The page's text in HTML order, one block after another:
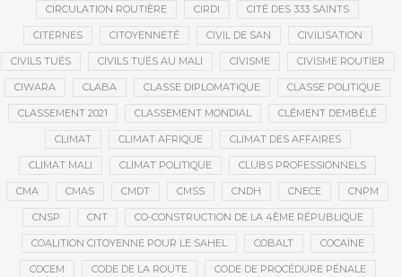
CIRCULATION ROUTIÈRE CIRDI CITÉ DES 333 SAINTS
CITERNES CITOYENNETÉ CIVIL DE SAN CIVILISATION
CIVILS TUÉS CIVILS TUÉS AU MALI CIVISME CIVISME ROUTIER
CIWARA CLABA CLASSE DIPLOMATIQUE CLASSE POLITIQUE
CLASSEMENT 2021 CLASSEMENT MONDIAL CLÉMENT DEMBÉLÉ
CLIMAT CLIMAT AFRIQUE CLIMAT DES AFFAIRES
CLIMAT MALI CLIMAT POLITIQUE CLUBS PROFESSIONNELS
CMA CMAS CMDT CMSS CNDH CNECE CNPM
CNSP CNT CO-CONSTRUCTION DE LA 4ÈME RÉPUBLIQUE
COALITION CITOYENNE POUR LE SAHEL COBALT COCAÏNE
COCEM CODE DE LA ROUTE CODE DE PROCÉDURE PÉNALE